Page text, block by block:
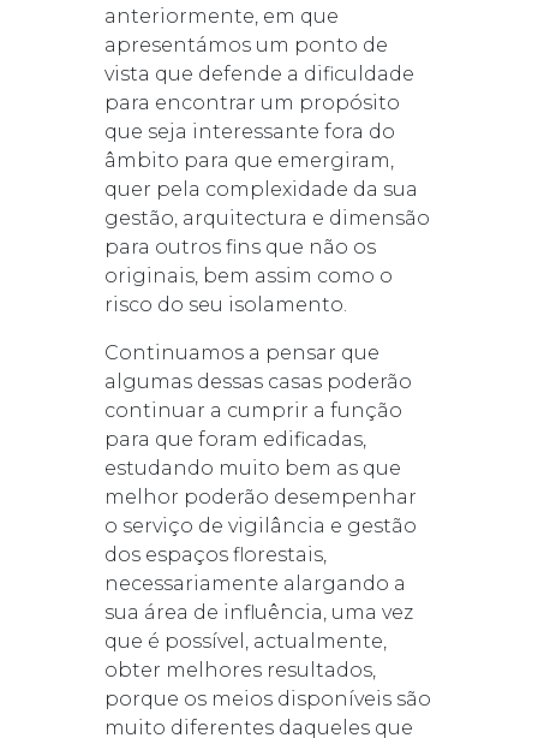
anteriormente, em que
apresentámos um ponto de
vista que defende a dificuldade
para encontrar um propósito
que seja interessante fora do
âmbito para que emergiram,
quer pela complexidade da sua
gestão, arquitectura e dimensão
para outros fins que não os
originais, bem assim como o
risco do seu isolamento.
Continuamos a pensar que
algumas dessas casas poderão
continuar a cumprir a função
para que foram edificadas,
estudando muito bem as que
melhor poderão desempenhar
o serviço de vigilância e gestão
dos espaços florestais,
necessariamente alargando a
sua área de influência, uma vez
que é possível, actualmente,
obter melhores resultados,
porque os meios disponíveis são
muito diferentes daqueles que